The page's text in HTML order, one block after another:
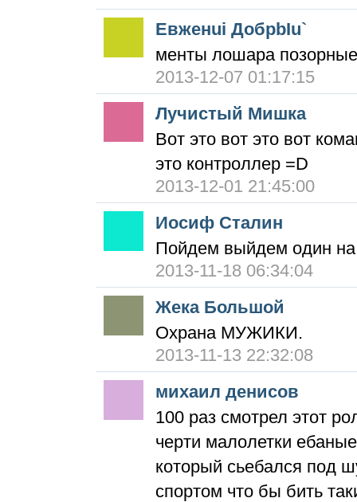
Евженui ДобрbIu`
менты лошара
2013-12-07 01:17:15
Лучистый Мишка
Вот это вот это вот
это контроллер =D
2013-12-01 21:45:00
Иосиф Сталин
Пойдем выйдем один
2013-11-18 06:34:04
Жека Большой
Охрана МУЖИКИ.
2013-11-13 22:32:08
михаил денисов
100 раз смотрел этот
черти малолетки
который сьебался под
спортом что бы бить